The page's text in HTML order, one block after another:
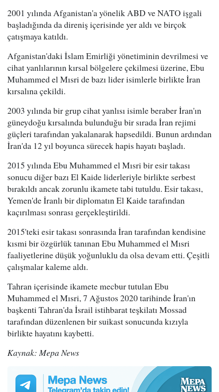
2001 yılında Afganistan'a yönelik ABD ve NATO işgali
başladığında da direniş içerisinde yer aldı ve birçok
çatışmaya katıldı.
Afganistan'daki İslam Emirliği yönetiminin devrilmesi ve
cihat yanlılarının kırsal bölgelere çekilmesi üzerine, Ebu
Muhammed el Mısri de bazı lider isimlerle birlikte İran
kırsalına çekildi.
2003 yılında bir grup cihat yanlısı isimle beraber İran'ın
güneydoğu kırsalında bulunduğu bir sırada İran rejimi
güçleri tarafından yakalanarak hapsedildi. Bunun ardından
İran'da 12 yıl boyunca sürecek hapis hayatı başladı.
2015 yılında Ebu Muhammed el Mısri bir esir takası
sonucu diğer bazı El Kaide liderleriyle birlikte serbest
bırakıldı ancak zorunlu ikamete tabi tutuldu. Esir takası,
Yemen'de İranlı bir diplomatın El Kaide tarafından
kaçırılması sonrası gerçekleştirildi.
2015'teki esir takası sonrasında İran tarafından kendisine
kısmi bir özgürlük tanınan Ebu Muhammed el Mısri
faaliyetlerine düşük yoğunluklu da olsa devam etti. Çeşitli
çalışmalar kaleme aldı.
Tahran içerisinde ikamete mecbur tutulan Ebu
Muhammed el Mısri, 7 Ağustos 2020 tarihinde İran'ın
başkenti Tahran'da İsrail istihbarat teşkilatı Mossad
tarafından düzenlenen bir suikast sonucunda kızıyla
birlikte hayatını kaybetti.
Kaynak: Mepa News